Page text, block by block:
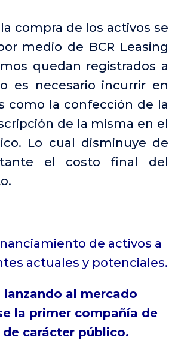
compra de los activos se
medio de BCR Leasing
quedan registrados a
es necesario incurrir en
como la confección de la
de la misma en el
Lo cual disminuye de
el costo final del
de activos a
actuales y potenciales.
lanzando al mercado
la primer compañía de
de carácter público.